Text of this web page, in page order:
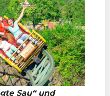
Sau“ und